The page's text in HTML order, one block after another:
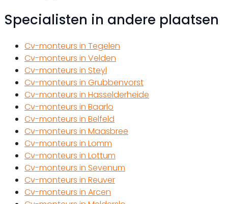
Specialisten in andere plaatsen
Cv-monteurs in Tegelen
Cv-monteurs in Velden
Cv-monteurs in Steyl
Cv-monteurs in Grubbenvorst
Cv-monteurs in Hasselderheide
Cv-monteurs in Baarlo
Cv-monteurs in Belfeld
Cv-monteurs in Maasbree
Cv-monteurs in Lomm
Cv-monteurs in Lottum
Cv-monteurs in Sevenum
Cv-monteurs in Reuver
Cv-monteurs in Arcen